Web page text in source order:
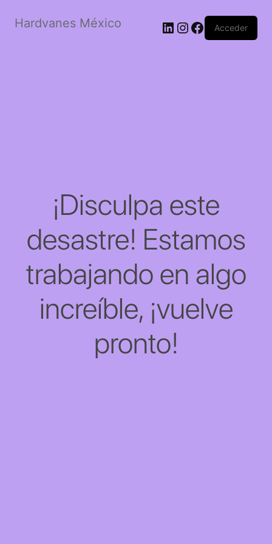
Hardvanes México LinkedIn
Instagram
Facebook
Acceder
¡Disculpa este
desastre! Estamos
trabajando en algo
increíble, ¡vuelve
pronto!